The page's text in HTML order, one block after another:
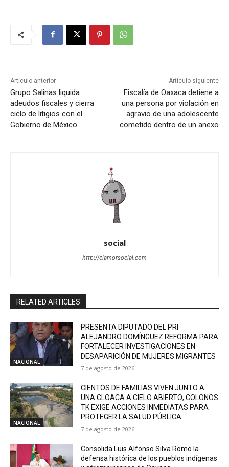
Artículo anterior
Grupo Salinas liquida
adeudos fiscales y cierra
ciclo de litigios con el
Gobierno de México
Artículo siguiente
Fiscalía de Oaxaca detiene a
una persona por violación en
agravio de una adolescente
cometido dentro de un anexo
social
http://clamorsocial.com
RELATED ARTICLES
NACIONAL
PRESENTA DIPUTADO DEL PRI
ALEJANDRO DOMÍNGUEZ REFORMA PARA
FORTALECER INVESTIGACIONES EN
DESAPARICIÓN DE MUJERES MIGRANTES
7 de agosto de 2026
NACIONAL
CIENTOS DE FAMILIAS VIVEN JUNTO A
UNA CLOACA A CIELO ABIERTO; COLONOS
TK EXIGE ACCIONES INMEDIATAS PARA
PROTEGER LA SALUD PÚBLICA
7 de agosto de 2026
Consolida Luis Alfonso Silva Romo la
defensa histórica de los pueblos indígenas